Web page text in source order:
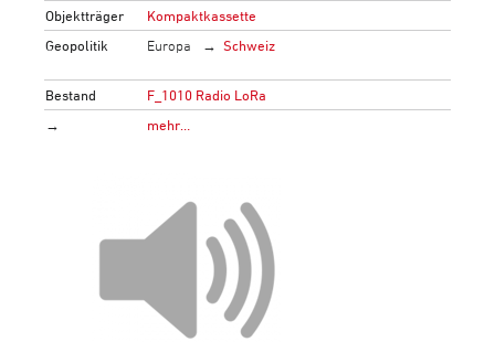
Objektträger
Kompaktkassette
Geopolitik
Europa Schweiz
Bestand
F_1010 Radio LoRa
→
mehr…